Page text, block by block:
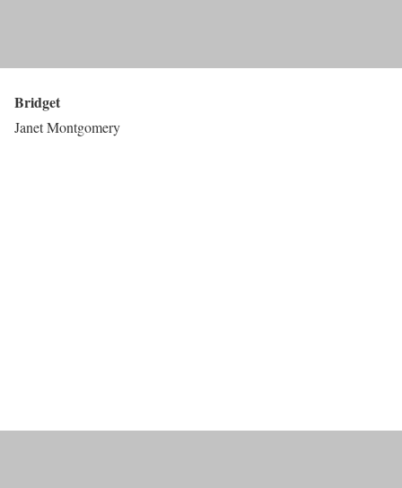
Bridget
Janet Montgomery